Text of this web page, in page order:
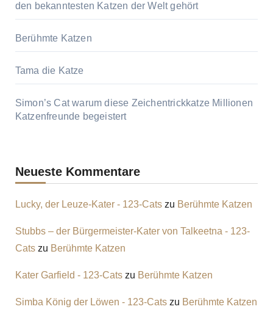
den bekanntesten Katzen der Welt gehört
Berühmte Katzen
Tama die Katze
Simon’s Cat warum diese Zeichentrickkatze Millionen
Katzenfreunde begeistert
Neueste Kommentare
Lucky, der Leuze-Kater - 123-Catszu Berühmte Katzen
Stubbs – der Bürgermeister-Kater von Talkeetna - 123-
Catszu Berühmte Katzen
Kater Garfield - 123-Catszu Berühmte Katzen
Simba König der Löwen - 123-Catszu Berühmte Katzen